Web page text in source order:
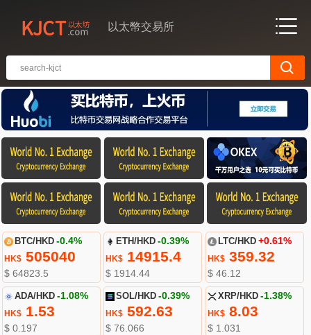
以太幣交易所
BTC/HKD -0.4%
HK$505040
$ 64823.5
ETH/HKD -0.39%
HK$ 14915.4
$ 1914.44
LTC/HKD +0.61%
HK$359.32
$ 46.12
ADA/HKD -1.08%
HK$1.53
$ 0.197
SOL/HKD -0.39%
HK$ 592.63
$ 76.066
XRP/HKD -1.38%
HK$8.03
$ 1.031